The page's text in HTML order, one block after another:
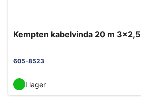
Kempten kabelvinda 20 m 3x2,5
605-8523
I lager